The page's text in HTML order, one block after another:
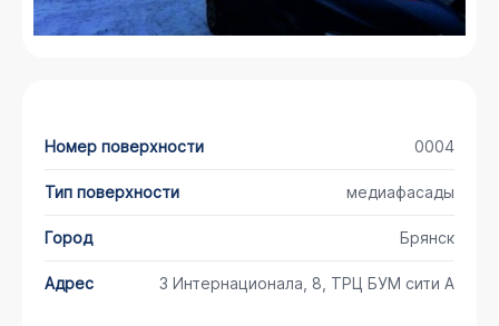
Номер поверхности 0004
Тип поверхности медиафасады
Город Брянск
Адрес 3 Интернационала, 8, ТРЦ БУМ сити А